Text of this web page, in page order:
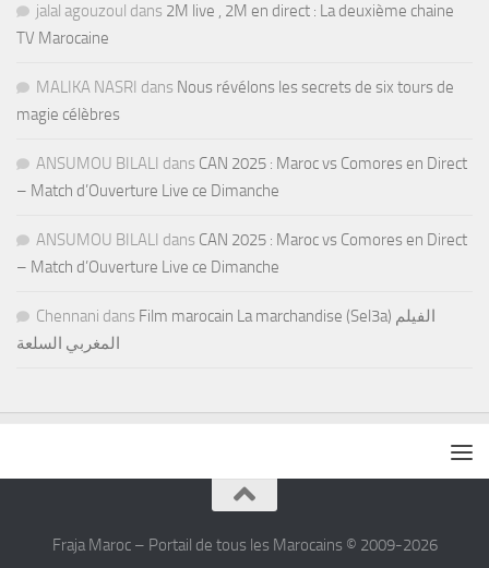
jalal agouzoul dans 2M live , 2M en direct : La deuxième chaine
TV Marocaine
MALIKA NASRI dans Nous révélons les secrets de six tours de
magie célèbres
ANSUMOU BILALI dans CAN 2025 : Maroc vs Comores en Direct
– Match d’Ouverture Live ce Dimanche
ANSUMOU BILALI dans CAN 2025 : Maroc vs Comores en Direct
– Match d’Ouverture Live ce Dimanche
Chennani dans Film marocain La marchandise (Sel3a) الفيلم
المغربي السلعة
Fraja Maroc – Portail de tous les Marocains © 2009-2026